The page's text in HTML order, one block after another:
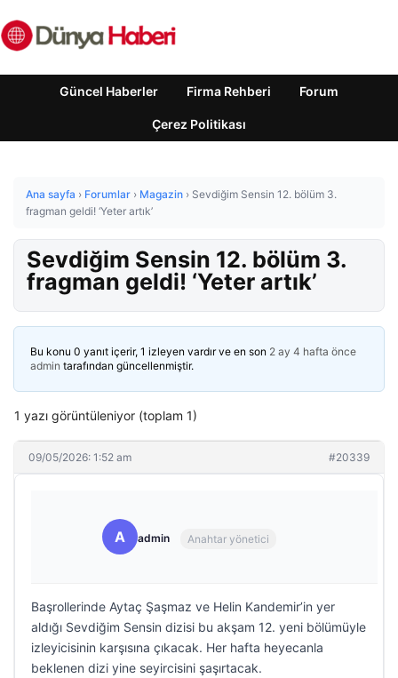
Güncel Haberler Firma Rehberi Forum
Çerez Politikası
Ana sayfa › Forumlar › Magazin › Sevdiğim Sensin 12. bölüm 3.
fragman geldi! ‘Yeter artık’
Sevdiğim Sensin 12. bölüm 3.
fragman geldi! ‘Yeter artık’
Bu konu 0 yanıt içerir, 1 izleyen vardır ve en son 2 ay 4 hafta önce
admin tarafından güncellenmiştir.
1 yazı görüntüleniyor (toplam 1)
09/05/2026: 1:52 am #20339
A admin Anahtar yönetici
Başrollerinde Aytaç Şaşmaz ve Helin Kandemir’in yer
aldığı Sevdiğim Sensin dizisi bu akşam 12. yeni bölümüyle
izleyicisinin karşısına çıkacak. Her hafta heyecanla
beklenen dizi yine seyircisini şaşırtacak.